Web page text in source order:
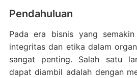
Pendahuluan
Pada era bisnis yang
integritas dan etika dalam
sangat penting. Salah satu
dapat diambil adalah dengan